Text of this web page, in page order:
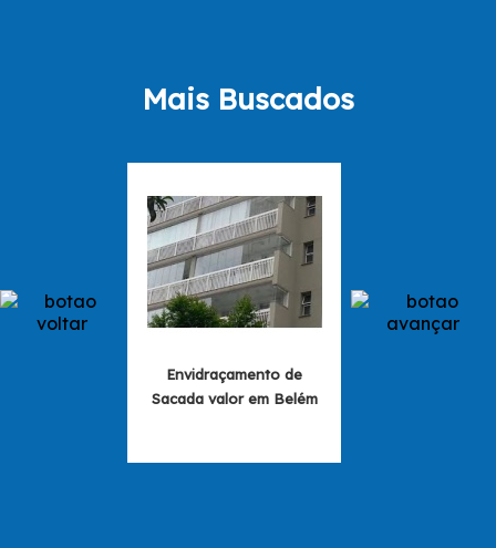
Mais Buscados
Envidraçamento de
Sacada valor em Belém